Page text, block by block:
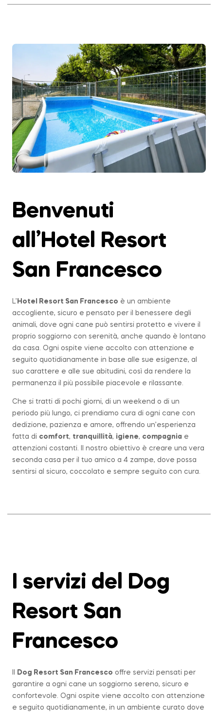
Benvenuti
all’Hotel Resort
San Francesco
L’ Hotel Resort San Francesco è un ambiente
accogliente, sicuro e pensato per il benessere degli
animali, dove ogni cane può sentirsi protetto e vivere il
proprio soggiorno con serenità, anche quando è lontano
da casa. Ogni ospite viene accolto con attenzione e
seguito quotidianamente in base alle sue esigenze, al
suo carattere e alle sue abitudini, così da rendere la
permanenza il più possibile piacevole e rilassante.
Che si tratti di pochi giorni, di un weekend o di un
periodo più lungo, ci prendiamo cura di ogni cane con
dedizione, pazienza e amore, offrendo un’esperienza
fatta di comfort, tranquillità, igiene, compagnia e
attenzioni costanti. Il nostro obiettivo è creare una vera
seconda casa per il tuo amico a 4 zampe, dove possa
sentirsi al sicuro, coccolato e sempre seguito con cura.
I servizi del Dog
Resort San
Francesco
Dog Resort San Francesco offre servizi pensati per
garantire a ogni cane un soggiorno sereno, sicuro e
confortevole. Ogni ospite viene accolto con attenzione
e seguito quotidianamente, in un ambiente curato dove